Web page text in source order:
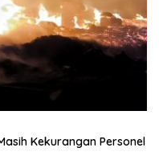
Kekurangan Personel